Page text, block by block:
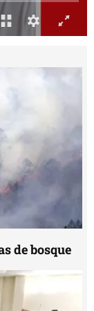
de bosque